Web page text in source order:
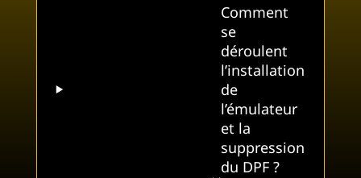
Comment
se
déroulent
l’installation
de
l’émulateur
et la
suppression
du DPF ?